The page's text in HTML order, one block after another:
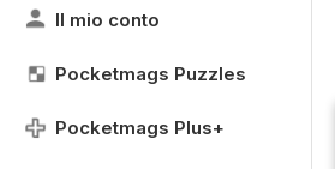
Il mio conto
Pocketmags Puzzles
Pocketmags Plus+